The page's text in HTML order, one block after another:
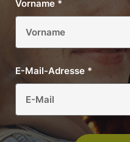
Vorname *
E-Mail-Adresse *